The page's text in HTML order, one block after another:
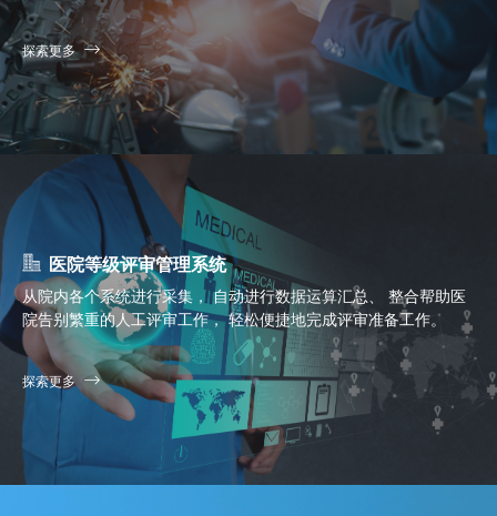
探索更多
医院等级评审管理系统
从院内各个系统进行采集， 自动进行数据运算汇总、 整合帮助医
院告别繁重的人工评审工作， 轻松便捷地完成评审准备工作。
探索更多